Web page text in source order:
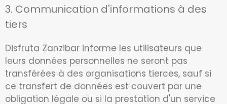
3. Communication d'informations à des
tiers
Disfruta Zanzibar informe les utilisateurs que
leurs données personnelles ne seront pas
transférées à des organisations tierces, sauf si
ce transfert de données est couvert par une
obligation légale ou si la prestation d'un service